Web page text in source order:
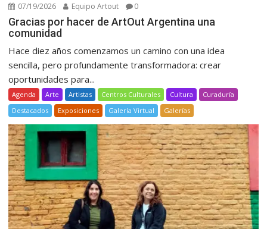
07/19/2026 Equipo Artout 0
Gracias por hacer de ArtOut Argentina una
comunidad
Hace diez años comenzamos un camino con una idea
sencilla, pero profundamente transformadora: crear
oportunidades para...
Agenda Arte Artistas Centros Culturales Cultura
Curaduría
Destacados
Exposiciones Galería Virtual Galerías